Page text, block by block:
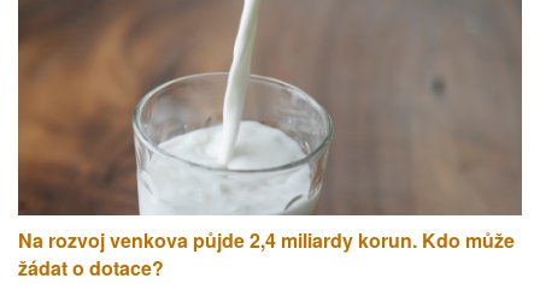
Na rozvoj venkova půjde 2,4 miliardy korun. Kdo může
žádat o dotace?